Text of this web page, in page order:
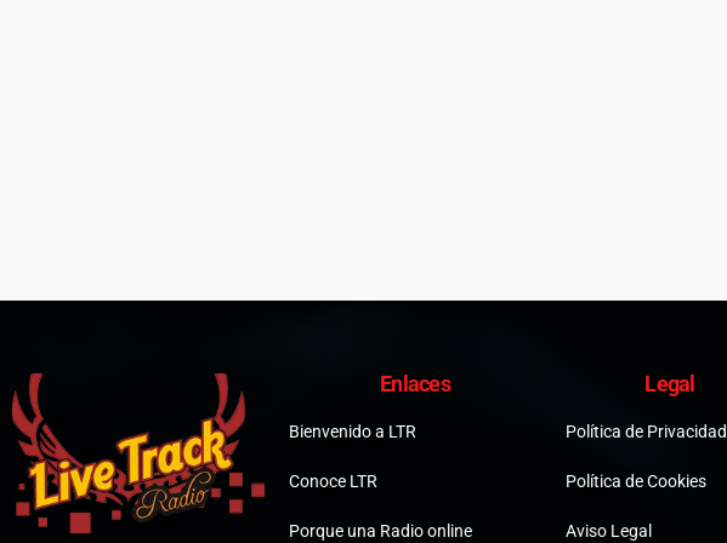
Enlaces
Bienvenido a LTR
Conoce LTR
Porque una Radio online
Legal
Política de Privacidad
Política de Cookies
Aviso Legal